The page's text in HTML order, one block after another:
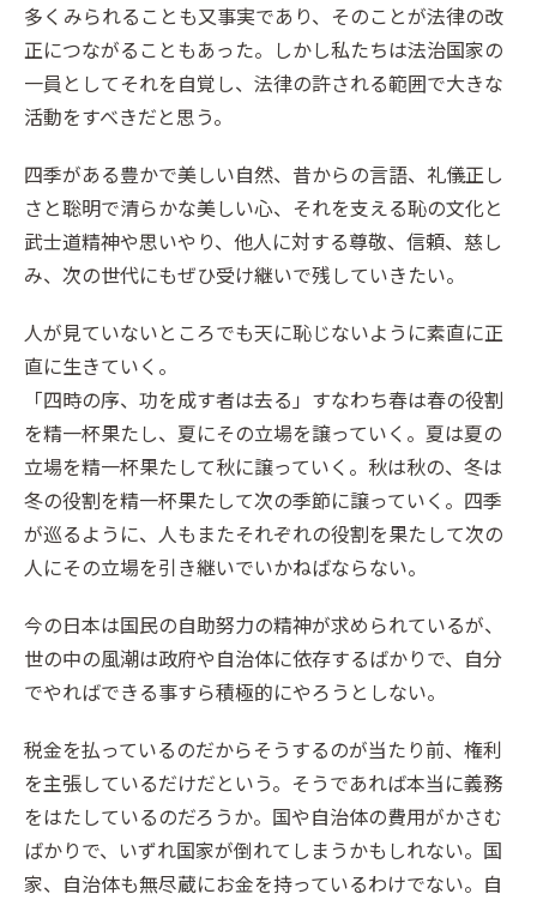
多くみられることも又事実であり、そのことが法律の改
正につながることもあった。しかし私たちは法治国家の
一員としてそれを自覚し、法律の許される範囲で大きな
活動をすべきだと思う。
四季がある豊かで美しい自然、昔からの言語、礼儀正し
さと聡明で清らかな美しい心、それを支える恥の文化と
武士道精神や思いやり、他人に対する尊敬、信頼、慈し
み、次の世代にもぜひ受け継いで残していきたい。
人が見ていないところでも天に恥じないように素直に正
直に生きていく。
「四時の序、功を成す者は去る」すなわち春は春の役割
を精一杯果たし、夏にその立場を譲っていく。夏は夏の
立場を精一杯果たして秋に譲っていく。秋は秋の、冬は
冬の役割を精一杯果たして次の季節に譲っていく。四季
が巡るように、人もまたそれぞれの役割を果たして次の
人にその立場を引き継いでいかねばならない。
今の日本は国民の自助努力の精神が求められているが、
世の中の風潮は政府や自治体に依存するばかりで、自分
でやればできる事すら積極的にやろうとしない。
税金を払っているのだからそうするのが当たり前、権利
を主張しているだけだという。そうであれば本当に義務
をはたしているのだろうか。国や自治体の費用がかさむ
ばかりで、いずれ国家が倒れてしまうかもしれない。国
家、自治体も無尽蔵にお金を持っているわけでない。自